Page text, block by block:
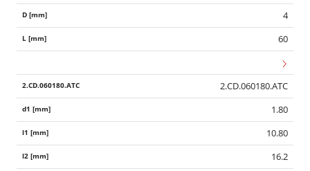
4
60
2.CD.060180.ATC
1.80
10.80
16.2